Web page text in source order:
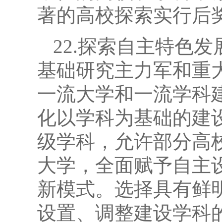
著的高校探索实行后
22.探索自主特色
基础研究主力军和重
一流大学和一流学科
化以学科为基础的建
级学科，允许部分高
大学，全面赋予自主
新模式。选择具有鲜
设置、调整建设学科